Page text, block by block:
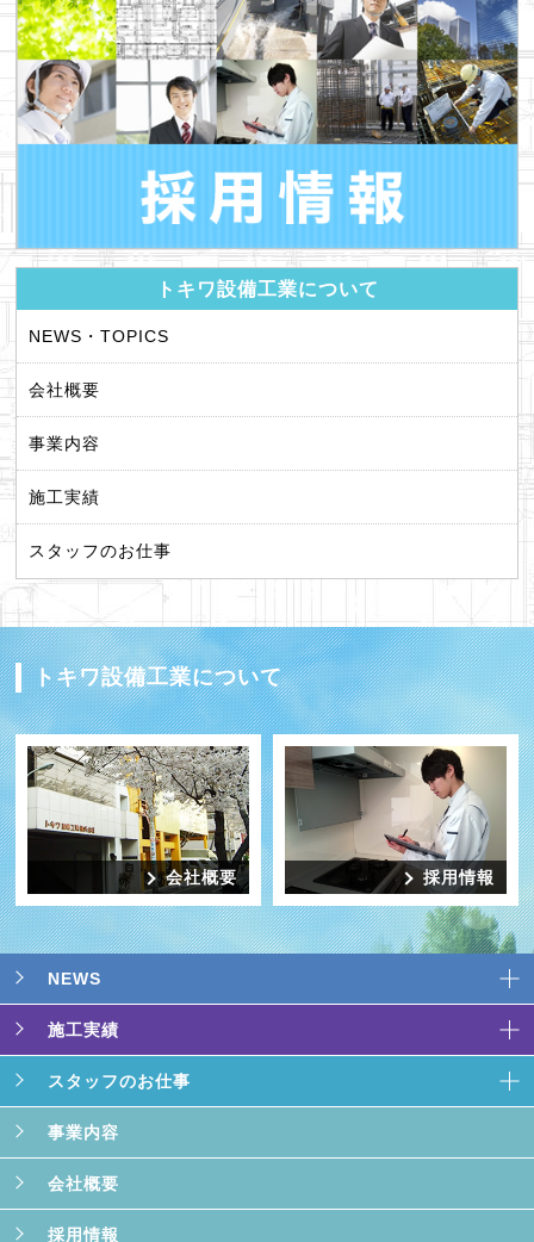
トキワ設備工業について
NEWS・TOPICS
会社概要
事業内容
施工実績
スタッフのお仕事
トキワ設備工業について
会社概要 採用情報
NEWS
施工実績
スタッフのお仕事
事業内容
会社概要
採用情報